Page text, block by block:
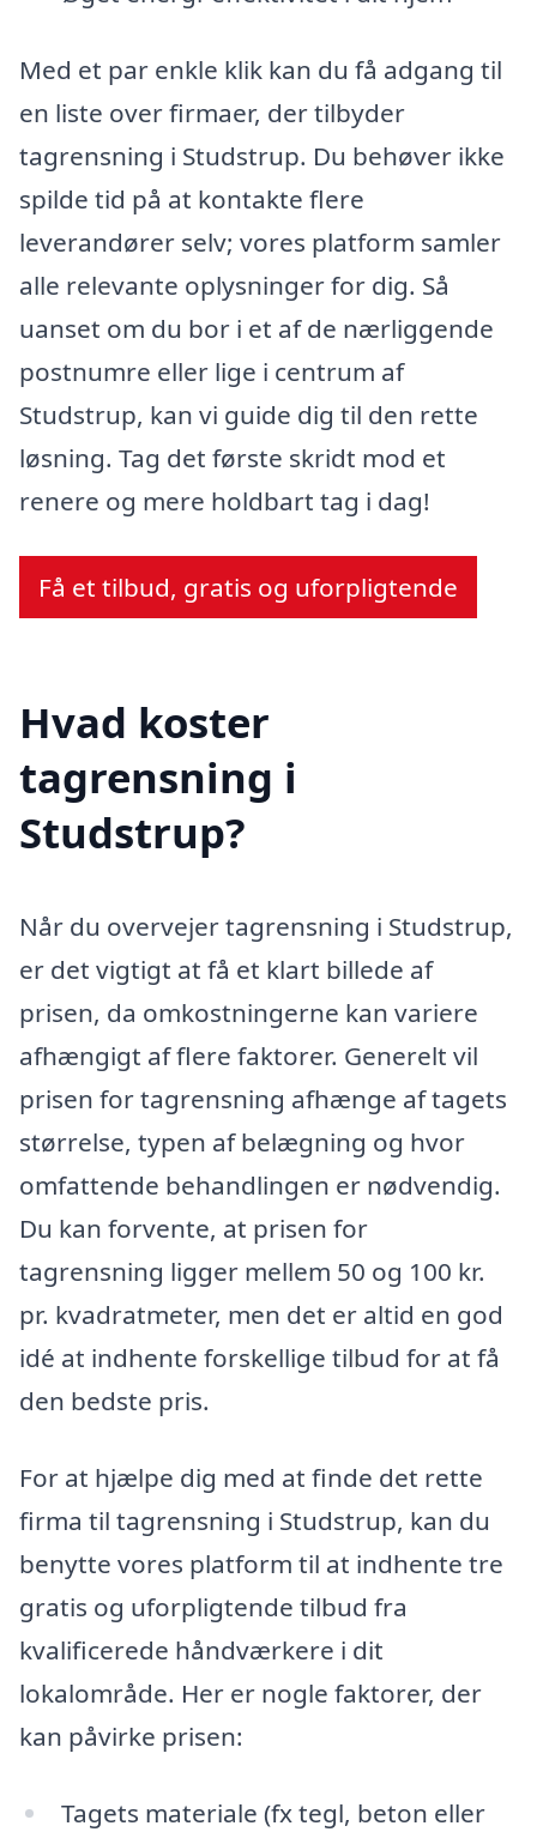
Med et par enkle klik kan du få adgang til
en liste over firmaer, der tilbyder
tagrensning i Studstrup. Du behøver ikke
spilde tid på at kontakte flere
leverandører selv; vores platform samler
alle relevante oplysninger for dig. Så
uanset om du bor i et af de nærliggende
postnumre eller lige i centrum af
Studstrup, kan vi guide dig til den rette
løsning. Tag det første skridt mod et
renere og mere holdbart tag i dag!
Få et tilbud, gratis og uforpligtende
Hvad koster
tagrensning i
Studstrup?
Når du overvejer tagrensning i Studstrup,
er det vigtigt at få et klart billede af
prisen, da omkostningerne kan variere
afhængigt af flere faktorer. Generelt vil
prisen for tagrensning afhænge af tagets
størrelse, typen af belægning og hvor
omfattende behandlingen er nødvendig.
Du kan forvente, at prisen for
tagrensning ligger mellem 50 og 100 kr.
pr. kvadratmeter, men det er altid en god
idé at indhente forskellige tilbud for at få
den bedste pris.
For at hjælpe dig med at finde det rette
firma til tagrensning i Studstrup, kan du
benytte vores platform til at indhente tre
gratis og uforpligtende tilbud fra
kvalificerede håndværkere i dit
lokalområde. Her er nogle faktorer, der
kan påvirke prisen:
Tagets materiale (fx tegl, beton eller